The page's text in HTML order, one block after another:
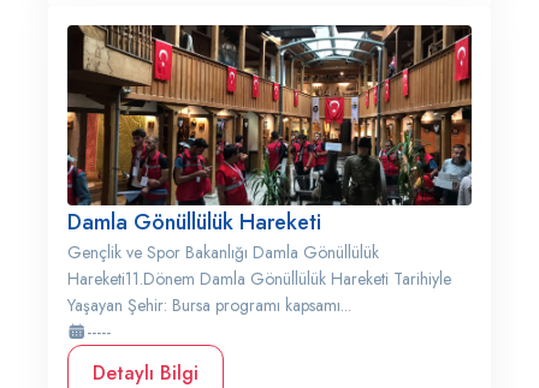
Damla Gönüllülük Hareketi
Gençlik ve Spor Bakanlığı Damla Gönüllülük
Hareketi11.Dönem Damla Gönüllülük Hareketi Tarihiyle
Yaşayan Şehir: Bursa programı kapsamı...
-----
Detaylı Bilgi